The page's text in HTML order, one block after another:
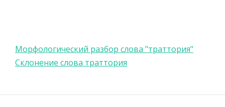
Морфологический разбор слова "траттория"
Склонение слова траттория